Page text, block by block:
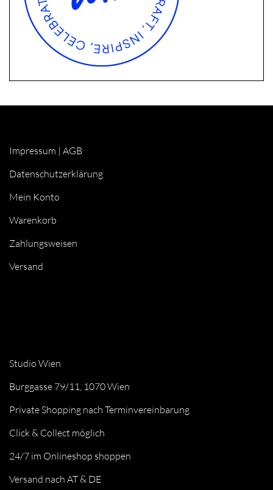
Impressum | AGB
Datenschutzerklärung
Mein Konto
Warenkorb
Zahlungsweisen
Versand
Studio Wien
Burggasse 79/11, 1070 Wien
Private Shopping nach Terminvereinbarung
Click & Collect möglich
24/7 im Onlineshop shoppen
Versand nach AT & DE